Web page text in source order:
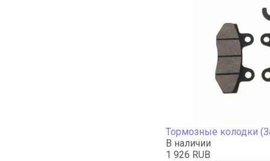
Тормозные колодки
В наличии
1 926 RUB